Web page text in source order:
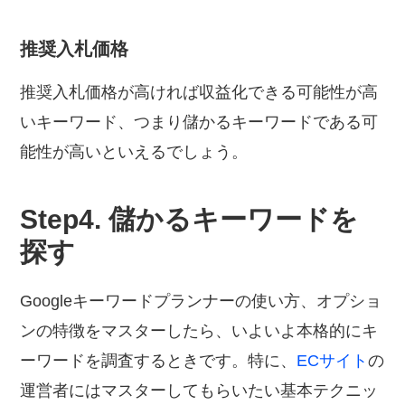
推奨入札価格
推奨入札価格が高ければ収益化できる可能性が高
いキーワード、つまり儲かるキーワードである可
能性が高いといえるでしょう。
Step4. 儲かるキーワードを
探す
Googleキーワードプランナーの使い方、オプショ
ンの特徴をマスターしたら、いよいよ本格的にキ
ーワードを調査するときです。特に、 ECサイトの
運営者にはマスターしてもらいたい基本テクニッ